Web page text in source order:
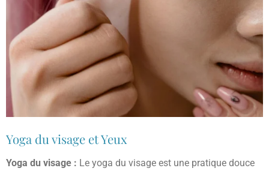
Yoga du visage et Yeux
Yoga du visage : Le yoga du visage est une pratique douce